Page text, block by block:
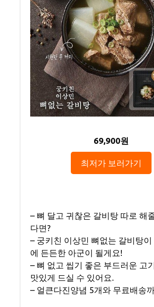
69,900원
최저가 보러가기
– 뼈 달고 귀찮은 갈비탕 따로 해
다면?
– 궁키친 이상민 뼈없는 갈비탕이
에 든든한 아군이 될게요!
– 뼈 없고 씹기 좋은 부드러운 고
맛있게 드실 수 있어요.
– 얼큰다진양념 5개와 무료배송